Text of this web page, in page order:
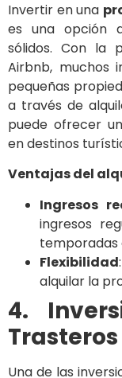
Invertir en una
es una opción
sólidos. Con la
Airbnb, muchos
pequeñas
a través de
puede ofrecer
en destinos
Ventajas del
Ingresos
ingresos
temporadas
Flexibilidad
alquilar la
4.
Trasteros
Una de las